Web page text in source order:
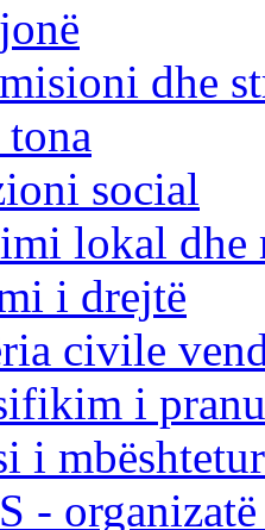
dhe
social
lokal dhe
i drejtë
civile
i
i
-